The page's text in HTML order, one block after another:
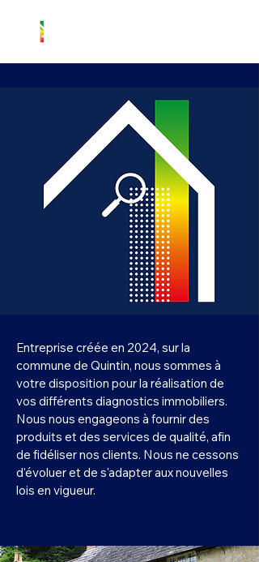
Notre Histoire
Entreprise créée en 2024, sur la
commune de Quintin, nous sommes à
votre disposition pour la réalisation de
vos différents diagnostics immobiliers.
Nous nous engageons à fournir des
produits et des services de qualité, afin
de fidéliser nos clients. Nous ne cessons
d'évoluer et de s'adapter aux nouvelles
lois en vigueur.